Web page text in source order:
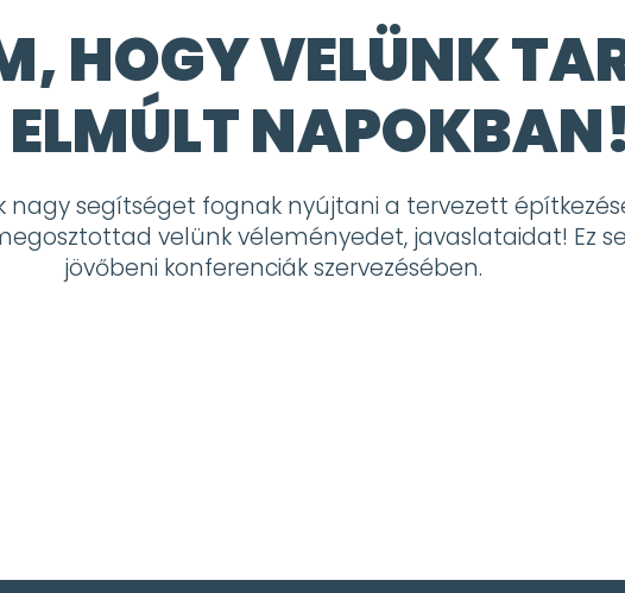
HOGY VELÜNK
NAPOKBAN!
nagy segítséget fognak nyújtani a tervezett
velünk véleményedet, javaslataidat! Ez
jövőbeni konferenciák szervezésében.